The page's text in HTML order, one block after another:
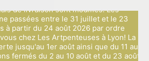
de livraison sont modifiés: Les
passées entre le 31 juillet et le 23
à partir du 24 août 2026 par ordre
chez Les Artpenteuses à Lyon! La
jusqu'au 1er août ainsi que du 11 au
fermés du 2 au 10 août et du 23 août